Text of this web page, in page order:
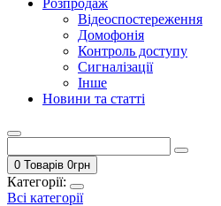
Розпродаж
Відеоспостереження
Домофонія
Контроль доступу
Сигналізації
Інше
Новини та статті
0 Товарів 0грн
Категорії:
Всі категорії